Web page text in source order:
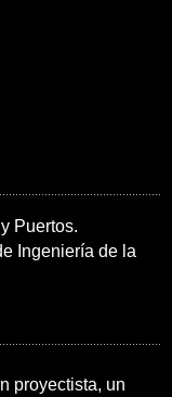
Puertos.
Ingeniería de la
proyectista, un